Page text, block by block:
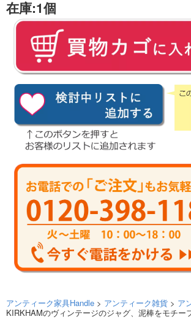
在庫:1個
アンティーク家具Handle > アンティーク雑貨 > ア
KIRKHAMのヴィンテージのジャグ、泥棒をモチー